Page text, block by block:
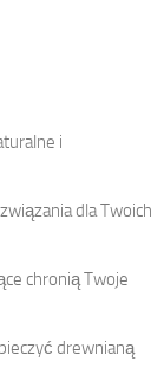
i
dla Twoich
chronią Twoje
drewnianą